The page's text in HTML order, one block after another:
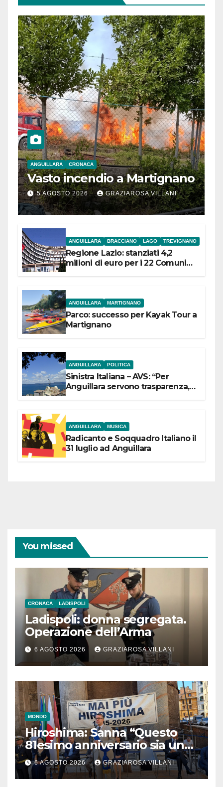
ANGUILLARA CRONACA
Vasto incendio a Martignano
5 AGOSTO 2026 GRAZIAROSA VILLANI
ANGUILLARA BRACCIANO LAGO TREVIGNANO
Regione Lazio: stanziati 4,2
milioni di euro per i 22 Comuni
ANGUILLARA MARTIGNANO
Parco: successo per Kayak Tour a
Martignano
ANGUILLARA POLITICA
Sinistra Italiana – AVS: “Per
Anguillara servono trasparenza,
ANGUILLARA MUSICA
Radicanto e Soqquadro Italiano il
31 luglio ad Anguillara
You missed
CRONACA LADISPOLI
Ladispoli: donna segregata.
Operazione dell’Arma
6 AGOSTO 2026 GRAZIAROSA VILLANI
MONDO
Hiroshima: Sanna “Questo
81esimo anniversario sia un
monito per tutti”
6 AGOSTO 2026 GRAZIAROSA VILLANI